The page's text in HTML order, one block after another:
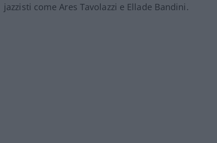
jazzisti come Ares Tavolazzi e Ellade Bandini.